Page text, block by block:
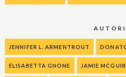
AUTORI
JENNIFER L. ARMENTROUT
ELISABETTA GNONE JAMIE